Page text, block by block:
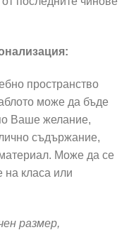
пространство
може да бъде
Ваше желание,
съдържание,
Може да се
на класа или
размер,